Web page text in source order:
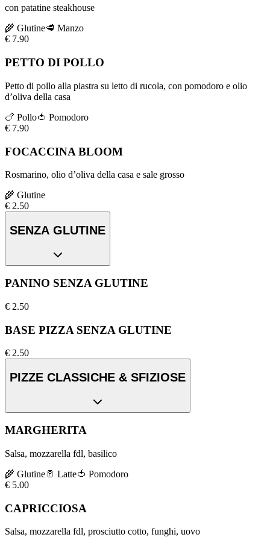
con patatine steakhouse
🌾 Glutine🥩 Manzo
€ 7.90
PETTO DI POLLO
Petto di pollo alla piastra su letto di rucola, con pomodoro e olio
d’oliva della casa
🍗 Pollo🍅 Pomodoro
€ 7.90
FOCACCINA BLOOM
Rosmarino, olio d’oliva della casa e sale grosso
🌾 Glutine
€ 2.50
SENZA GLUTINE
PANINO SENZA GLUTINE
€ 2.50
BASE PIZZA SENZA GLUTINE
€ 2.50
PIZZE CLASSICHE & SFIZIOSE
MARGHERITA
Salsa, mozzarella fdl, basilico
🌾 Glutine 🥛 Latte🍅 Pomodoro
€ 5.00
CAPRICCIOSA
Salsa, mozzarella fdl, prosciutto cotto, funghi, uovo